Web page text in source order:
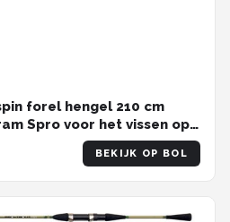
forel hengel 210 cm
Spro voor het vissen op
BEKIJK OP BOL